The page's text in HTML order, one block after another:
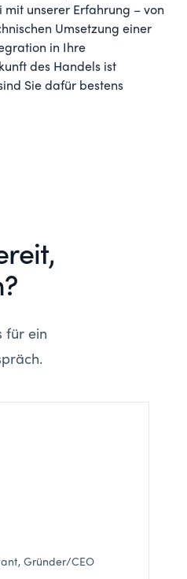
unserer Erfahrung – von
Umsetzung einer
in Ihre
des Handels ist
Sie dafür bestens
für ein
Gründer/CEO